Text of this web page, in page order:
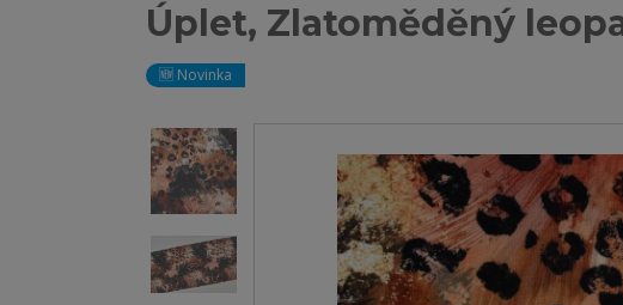
Úplet, Zlatoměděný
🆕 Novinka